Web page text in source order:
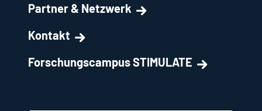
Partner & Netzwerk
Kontakt
Forschungscampus STIMULATE